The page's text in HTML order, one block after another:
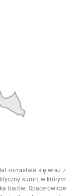
rozrastała się wraz z
kurort, w którym
barów. Spacerowicze